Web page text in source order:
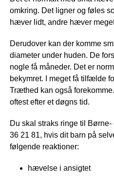
omkring. Det ligner og føles
hæver lidt, andre hæver
Derudover kan der komme
diameter under huden. De
nogle få måneder. Det er
bekymret. I meget få tilfælde
Træthed kan også
oftest efter et døgns tid.
Du skal straks ringe til
36 21 81, hvis dit barn på
følgende reaktioner:
hævelse i ansigtet